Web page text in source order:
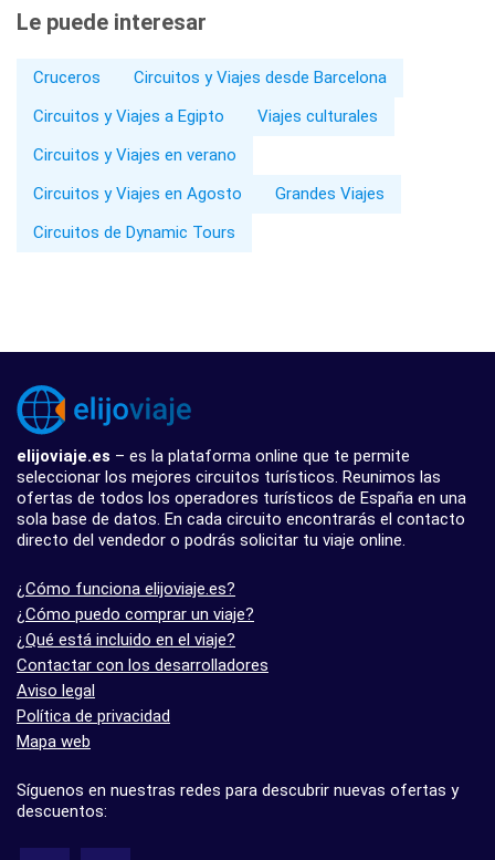
Le puede interesar
Cruceros
Circuitos y Viajes desde Barcelona
Circuitos y Viajes a Egipto
Viajes culturales
Circuitos y Viajes en verano
Circuitos y Viajes en Agosto
Grandes Viajes
Circuitos de Dynamic Tours
elijoviaje.es – es la plataforma online que te permite
seleccionar los mejores circuitos turísticos. Reunimos las
ofertas de todos los operadores turísticos de España en una
sola base de datos. En cada circuito encontrarás el contacto
directo del vendedor o podrás solicitar tu viaje online.
¿Cómo funciona elijoviaje.es?
¿Cómo puedo comprar un viaje?
¿Qué está incluido en el viaje?
Contactar con los desarrolladores
Aviso legal
Política de privacidad
Mapa web
Síguenos en nuestras redes para descubrir nuevas ofertas y
descuentos: